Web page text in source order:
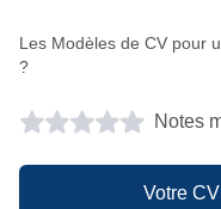
Les Modèles de CV pour
?
Notes
Votre